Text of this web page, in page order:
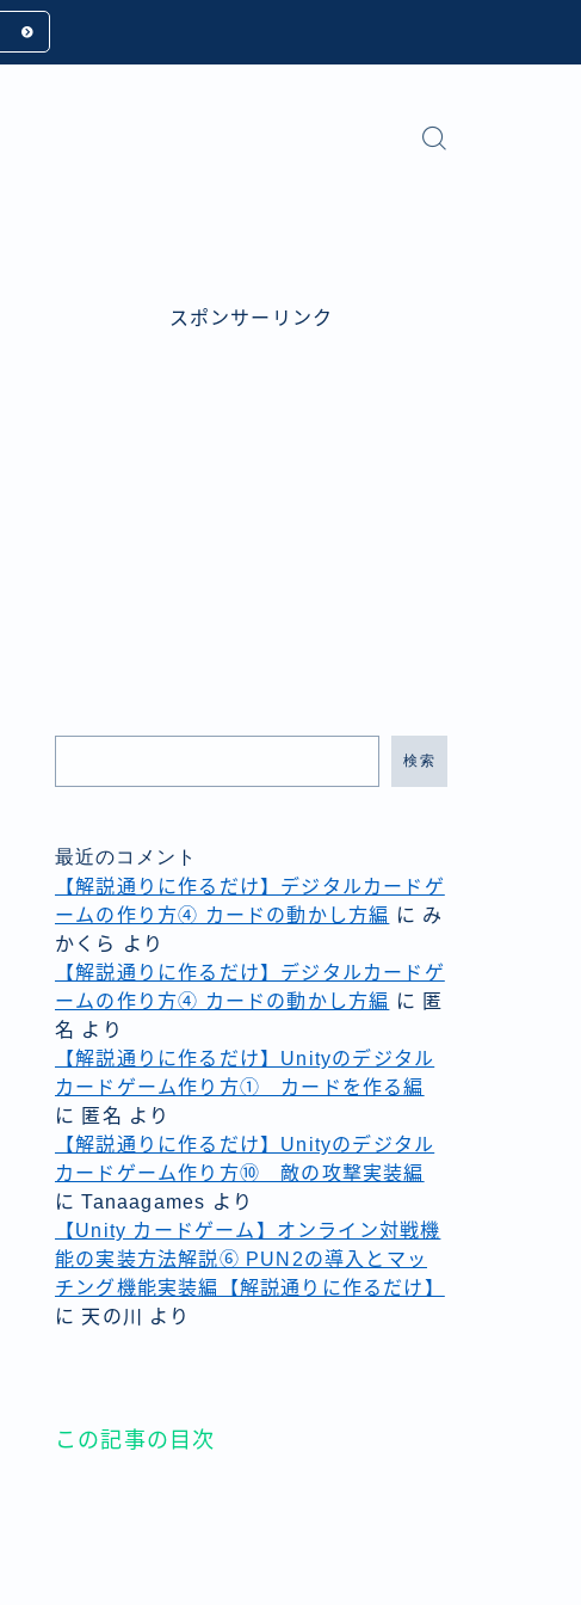
スポンサーリンク
検索
最近のコメント
【解説通りに作るだけ】デジタルカードゲ
ームの作り方④ カードの動かし方編 に み
かくら
より
【解説通りに作るだけ】デジタルカードゲ
ームの作り方④ カードの動かし方編 に 匿
名 より
【解説通りに作るだけ】Unityのデジタル
カードゲーム作り方① カードを作る編
に 匿名 より
【解説通りに作るだけ】Unityのデジタル
カードゲーム作り方⑩ 敵の攻撃実装編
にTanaagames より
【Unity カードゲーム】オンライン対戦機
能の実装方法解説⑥ PUN2の導入とマッ
チング機能実装編【解説通りに作るだけ】
に 天の川 より
この記事の目次